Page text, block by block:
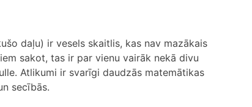
daļu) ir vesels skaitlis, kas nav mazākais
sakot, tas ir par vienu vairāk nekā divu
Atlikumi ir svarīgi daudzās matemātikas
secībās.